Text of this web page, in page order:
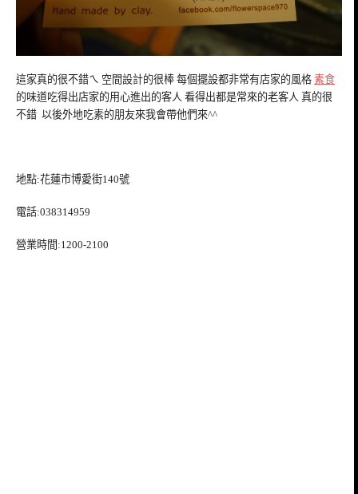
這家真的很不錯ㄟ 空間設計的很棒 每個擺設都非常有店家的風格 素食
的味道吃得出店家的用心進出的客人 看得出都是常來的老客人 真的很
不錯 以後外地吃素的朋友來我會帶他們來^^
地點:花蓮市博愛街140號
電話:038314959
營業時間:1200-2100